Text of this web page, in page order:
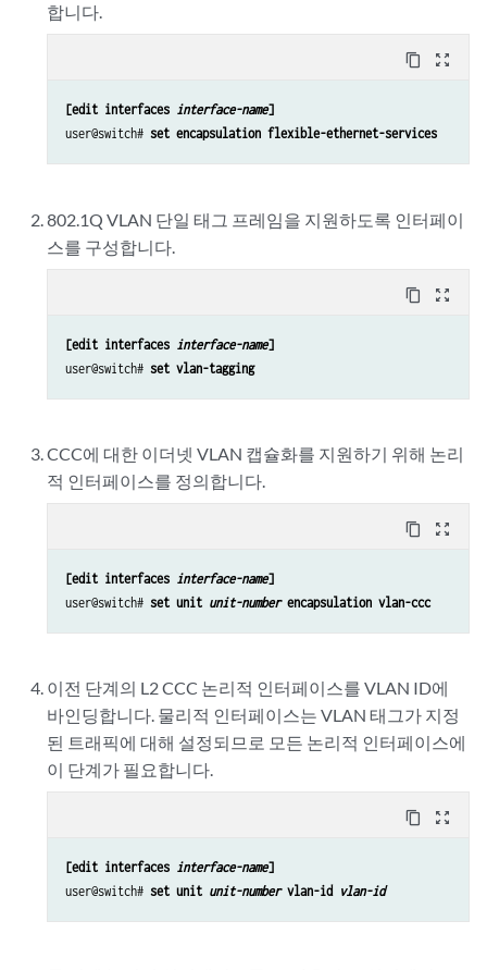
합니다.
content_copy zoom_out_map
[edit interfaces interface-name]
user@switch# set encapsulation flexible-ethernet-services
802.1Q VLAN 단일 태그 프레임을 지원하도록 인터페이
스를 구성합니다.
content_copy zoom_out_map
[edit interfaces interface-name]
user@switch# set vlan-tagging
CCC에 대한 이더넷 VLAN 캡슐화를 지원하기 위해 논리
적 인터페이스를 정의합니다.
content_copy zoom_out_map
[edit interfaces interface-name]
user@switch# set unit unit-number encapsulation vlan-ccc
이전 단계의 L2 CCC 논리적 인터페이스를 VLAN ID에
바인딩합니다. 물리적 인터페이스는 VLAN 태그가 지정
된 트래픽에 대해 설정되므로 모든 논리적 인터페이스에
이 단계가 필요합니다.
content_copy zoom_out_map
[edit interfaces interface-name]
user@switch# set unit unit-number vlan-id vlan-id